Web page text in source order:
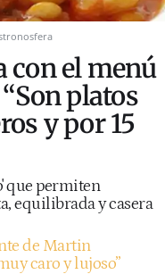
con el menú
platos
y por 15
que permiten
equilibrada y casera
de Martin
caro y lujoso”